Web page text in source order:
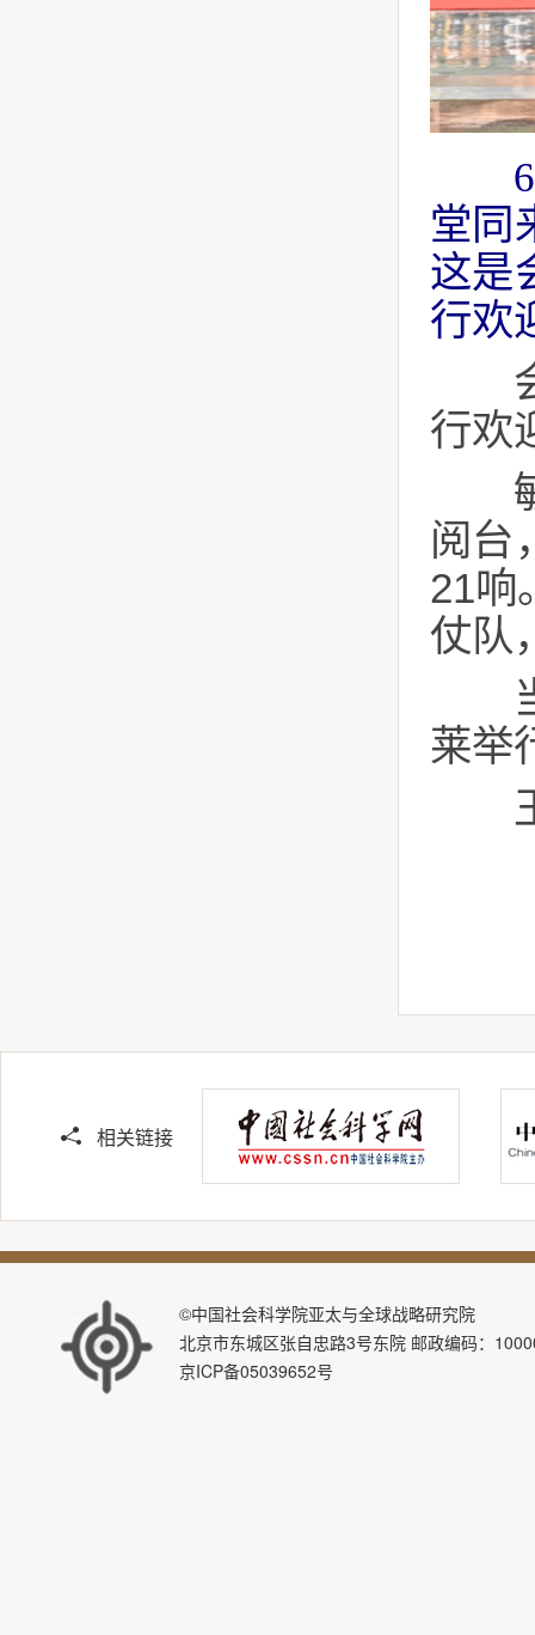
堂同
这是
行欢
会
行欢
敏
阅台
21响
仗队
当
莱举
王
相关链接
©中国社会科学院亚太与全球战略研究院
北京市东城区张自忠路3号东院 邮政编码：
京ICP备05039652号